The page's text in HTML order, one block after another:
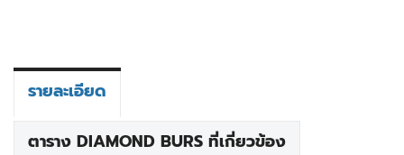
รายละเอียด
ตาราง DIAMOND BURS ที่เกี่ยวข้อง